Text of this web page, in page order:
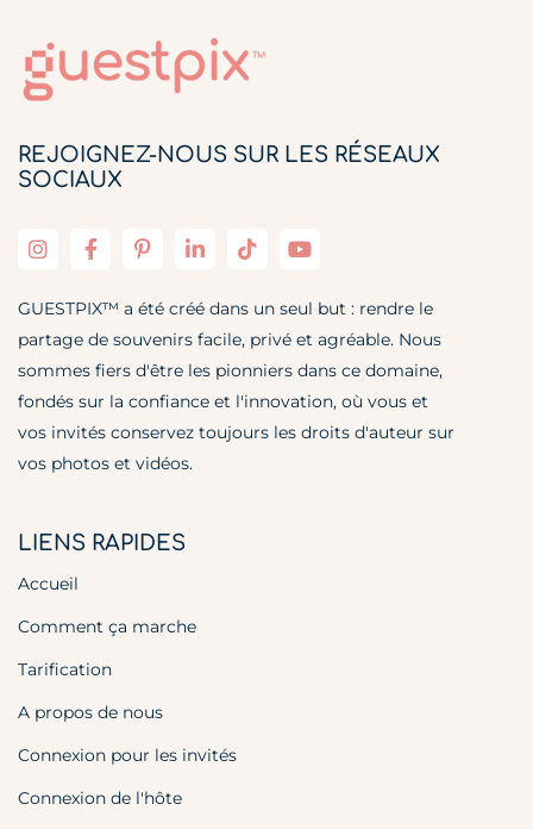
REJOIGNEZ-NOUS SUR LES RÉSEAUX
SOCIAUX
GUESTPIX™ a été créé dans un seul but : rendre le
partage de souvenirs facile, privé et agréable. Nous
sommes fiers d'être les pionniers dans ce domaine,
fondés sur la confiance et l'innovation, où vous et
vos invités conservez toujours les droits d'auteur sur
vos photos et vidéos.
LIENS RAPIDES
Accueil
Comment ça marche
Tarification
A propos de nous
Connexion pour les invités
Connexion de l'hôte